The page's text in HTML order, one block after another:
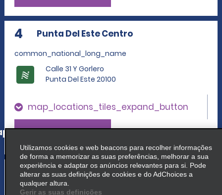
4 Punta Del Este Centro
common_national_long_name
Calle 31 Y Gorlero
Punta Del Este 20100
map_locations_tiles_expand_button
5 Aeroporto de Punta del Este
common_national_long_name
Utilizamos cookies e web beacons para recolher informações
de forma a memorizar as suas preferências, melhorar a sua
experiência e adaptar os anúncios relevantes para si. Pode
alterar as suas definições de cookies e do AdChoices a
qualquer altura.
Gerir as suas definições